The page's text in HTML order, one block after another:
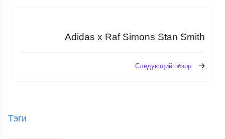
Adidas x Raf Simons Stan Smith
Следующий обзор
Тэги